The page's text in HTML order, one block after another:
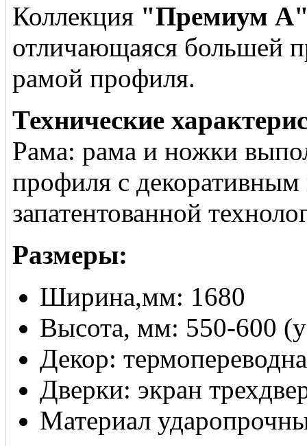
Коллекция "Премиум
отличающаяся большей
рамой профиля.
Технические
Рама: рама и ножки
профиля с
запатентованной
Размеры:
Ширина,мм: 1680
Высота, мм: 550-600
Декор:
Дверки: экран
Материал